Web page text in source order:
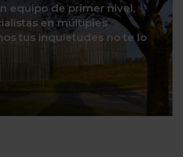
equipo de primer nivel,
en múltiples
tus inquietudes no te lo